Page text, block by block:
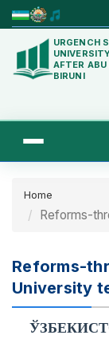
URGENCH
AFTER ABU
BIRUNI
Home
Reforms-
Reforms-
University